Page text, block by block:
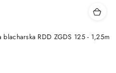
RDD ZGDS 125 - 1,25m